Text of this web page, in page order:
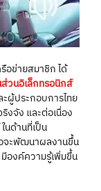
อข่ายสมาชิก ได้
วนอิเล็กทรอนิกส์
ผู้ประกอบการไทย
งจัง และต่อเนื่อง
นด้านที่เป็น
จะพัฒนาผลงานขึ้น
มีองค์ความรู้เพิ่มขึ้น